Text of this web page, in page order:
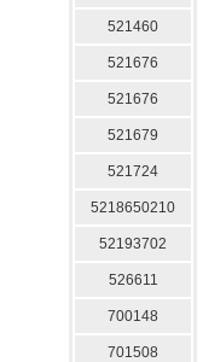
521460
521676
521676
521679
521724
5218650210
52193702
526611
700148
701508